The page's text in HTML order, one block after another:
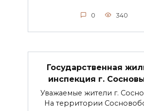
0 340
Государственная
инспекция г.
Уважаемые жители г.
На территории